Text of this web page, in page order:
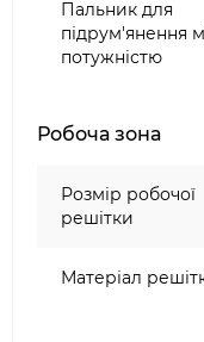
Зупиніть свій
грилі
BUILT-IN і
власного
Пальник для
підрум'янення
потужністю
Робоча зона
Розмір робочої
решітки
Матеріал